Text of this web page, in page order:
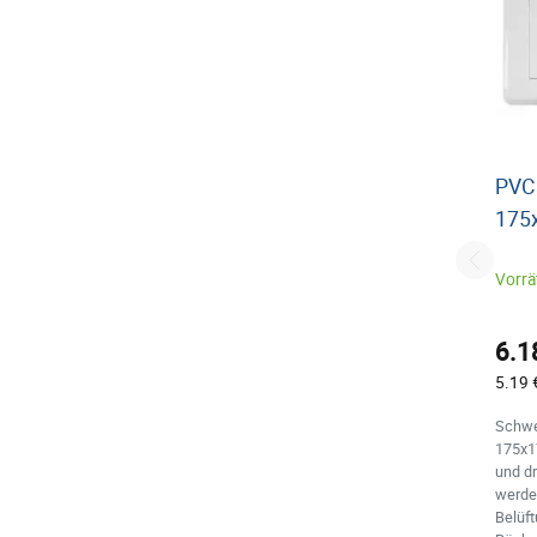
5.19
und